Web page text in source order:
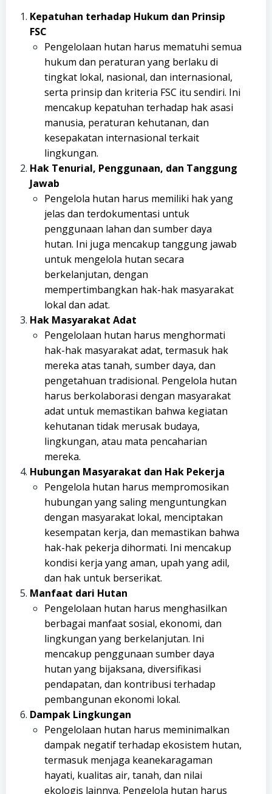
Kepatuhan terhadap Hukum dan Prinsip
FSC
Pengelolaan hutan harus mematuhi semua
hukum dan peraturan yang berlaku di
tingkat lokal, nasional, dan internasional,
serta prinsip dan kriteria FSC itu sendiri. Ini
mencakup kepatuhan terhadap hak asasi
manusia, peraturan kehutanan, dan
kesepakatan internasional terkait
lingkungan.
Hak Tenurial, Penggunaan, dan Tanggung
Jawab
Pengelola hutan harus memiliki hak yang
jelas dan terdokumentasi untuk
penggunaan lahan dan sumber daya
hutan. Ini juga mencakup tanggung jawab
untuk mengelola hutan secara
berkelanjutan, dengan
mempertimbangkan hak-hak masyarakat
lokal dan adat.
Hak Masyarakat Adat
Pengelolaan hutan harus menghormati
hak-hak masyarakat adat, termasuk hak
mereka atas tanah, sumber daya, dan
pengetahuan tradisional. Pengelola hutan
harus berkolaborasi dengan masyarakat
adat untuk memastikan bahwa kegiatan
kehutanan tidak merusak budaya,
lingkungan, atau mata pencaharian
mereka.
Hubungan Masyarakat dan Hak Pekerja
Pengelola hutan harus mempromosikan
hubungan yang saling menguntungkan
dengan masyarakat lokal, menciptakan
kesempatan kerja, dan memastikan bahwa
hak-hak pekerja dihormati. Ini mencakup
kondisi kerja yang aman, upah yang adil,
dan hak untuk berserikat.
Manfaat dari Hutan
Pengelolaan hutan harus menghasilkan
berbagai manfaat sosial, ekonomi, dan
lingkungan yang berkelanjutan. Ini
mencakup penggunaan sumber daya
hutan yang bijaksana, diversifikasi
pendapatan, dan kontribusi terhadap
pembangunan ekonomi lokal.
Dampak Lingkungan
Pengelolaan hutan harus meminimalkan
dampak negatif terhadap ekosistem hutan,
termasuk menjaga keanekaragaman
hayati, kualitas air, tanah, dan nilai
ekologis lainnya. Pengelola hutan harus